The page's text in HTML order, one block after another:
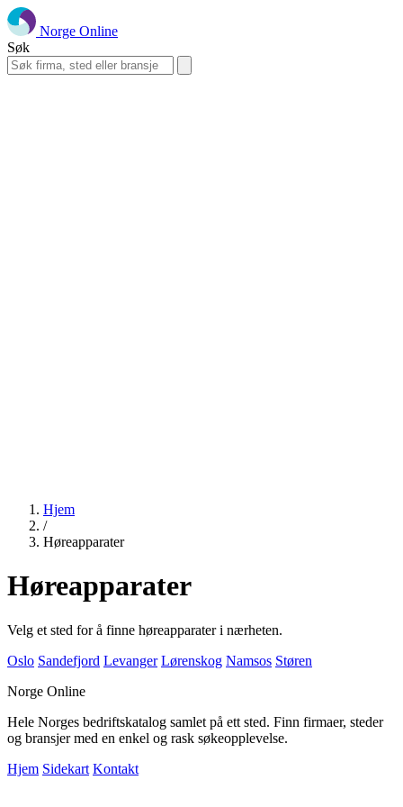
Norge Online
Søk
Hjem
/
Høreapparater
Høreapparater
Velg et sted for å finne høreapparater i nærheten.
Oslo Sandefjord Levanger Lørenskog Namsos Støren
Norge Online
Hele Norges bedriftskatalog samlet på ett sted. Finn firmaer, steder
og bransjer med en enkel og rask søkeopplevelse.
Hjem Sidekart Kontakt